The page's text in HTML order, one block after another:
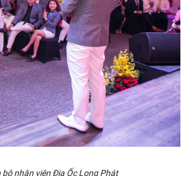
nhân viên Địa Ốc Long Phát